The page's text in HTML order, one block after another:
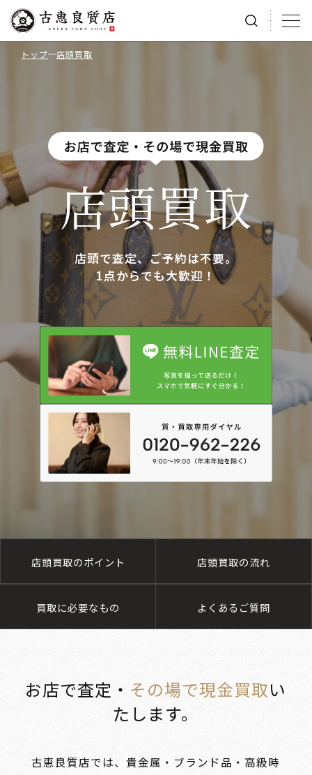
トップ 店頭買取
店頭買取
店頭で査定、ご予約は不要。
1点からでも大歓迎！
店頭買取のポイント 店頭買取の流れ
買取に必要なもの よくあるご質問
お店で査定・ その場で現金買取い
たします。
古恵良質店では、貴金属・ブランド品・高級時